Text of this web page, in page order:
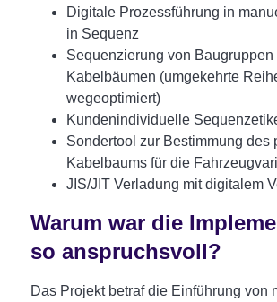
Digitale Prozessführung in
in Sequenz
Sequenzierung von Baugruppen
Kabelbäumen (umgekehrte
wegeoptimiert)
Kundenindividuelle
Sondertool zur Bestimmung des
Kabelbaums für die
JIS/JIT Verladung mit digitalem
Warum war die
so anspruchsvoll?
Das Projekt betraf die Einführung von